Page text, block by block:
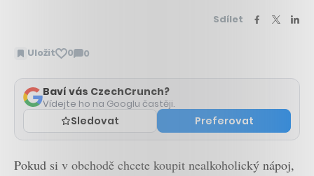
Sdílet
Uložit 0 0
Zobrazit
Baví vás CzechCrunch?
Vídejte ho na Googlu častěji.
Sledovat Preferovat
Pokud si v obchodě chcete koupit nealkoholický nápoj,